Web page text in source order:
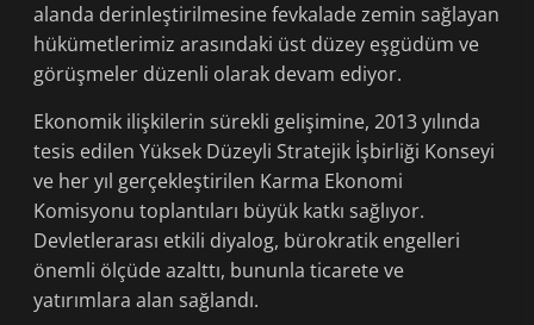
alanda derinleştirilmesine fevkalade zemin sağlayan
hükümetlerimiz arasındaki üst düzey eşgüdüm ve
görüşmeler düzenli olarak devam ediyor.
Ekonomik ilişkilerin sürekli gelişimine, 2013 yılında
tesis edilen Yüksek Düzeyli Stratejik İşbirliği Konseyi
ve her yıl gerçekleştirilen Karma Ekonomi
Komisyonu toplantıları büyük katkı sağlıyor.
Devletlerarası etkili diyalog, bürokratik engelleri
önemli ölçüde azalttı, bununla ticarete ve
yatırımlara alan sağlandı.